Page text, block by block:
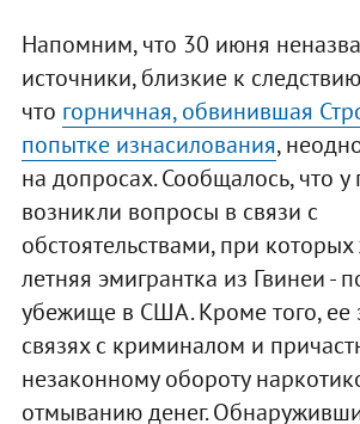
Напомним, что 30 июня
источники, близкие к
что горничная, обвинившая
попытке изнасилования,
на допросах. Сообщалось, что у
возникли вопросы в связи с
обстоятельствами, при
летняя эмигрантка из Гвинеи -
убежище в США. Кроме того, ее
связях с криминалом и
незаконному обороту
отмыванию денег.